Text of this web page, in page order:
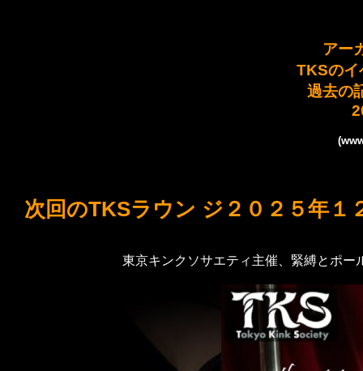
アー
TKSのイ
過去の
次回のTKSラウン ジ２０２５年１
東京キンクソサエティ主催、緊縛とポ